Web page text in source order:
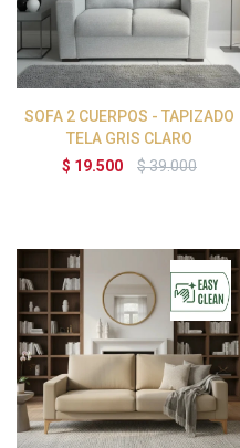
SOFA 2 CUERPOS - TAPIZADO
TELA GRIS CLARO
$ 19.500 $39.000